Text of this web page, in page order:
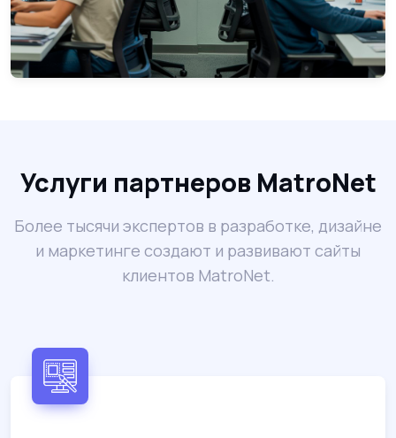
Услуги партнеров MatroNet
Более тысячи экспертов в разработке, дизайне
и маркетинге создают и развивают сайты
клиентов MatroNet.